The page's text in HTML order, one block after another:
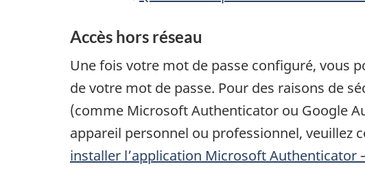
Accès hors réseau
Une fois votre mot de passe configuré, vous
de votre mot de passe. Pour des raisons de
(comme Microsoft Authenticator ou Google
appareil personnel ou professionnel, veuillez
installer l’application Microsoft Authenticator